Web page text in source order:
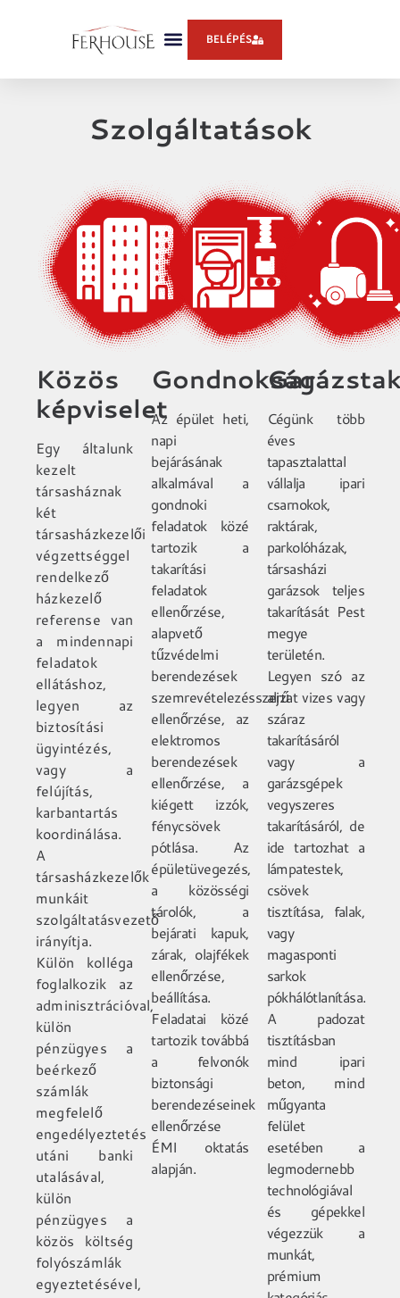
BELÉPÉS
Szolgáltatások
Közös
képviselet
Egy általunk
kezelt
társasháznak
két
társasházkezelői
végzettséggel
rendelkező
házkezelő
referense van
a mindennapi
feladatok
ellátáshoz,
legyen az
biztosítási
ügyintézés,
vagy a
felújítás,
karbantartás
koordinálása.
A
társasházkezelők
munkáit
szolgáltatásvezető
irányítja.
Külön kolléga
foglalkozik az
adminisztrációval,
külön
pénzügyes a
beérkező
számlák
megfelelő
engedélyeztetés
utáni banki
utalásával,
külön
pénzügyes a
közös költség
folyószámlák
egyeztetésével,
Gondnokság
Az épület heti,
napi
bejárásának
alkalmával a
gondnoki
feladatok közé
tartozik a
takarítási
feladatok
ellenőrzése,
alapvető
tűzvédelmi
berendezések
szemrevételezésszerű
ellenőrzése, az
elektromos
berendezések
ellenőrzése, a
kiégett izzók,
fénycsövek
pótlása. Az
épületüvegezés,
a közösségi
tárolók, a
bejárati kapuk,
zárak, olajfékek
ellenőrzése,
beállítása.
Feladatai közé
tartozik továbbá
a felvonók
biztonsági
berendezéseinek
ellenőrzése
ÉMI oktatás
alapján.
Cégünk több
éves
tapasztalattal
vállalja ipari
csarnokok,
raktárak,
parkolóházak,
társasházi
garázsok teljes
takarítását Pest
megye
területén.
Legyen szó az
aljzat vizes vagy
száraz
takarításáról
vagy a
garázsgépek
vegyszeres
takarításáról, de
ide tartozhat a
lámpatestek,
csövek
tisztítása, falak,
vagy
magasponti
sarkok
pókhálótlanítása.
A padozat
tisztításban
mind ipari
beton, mind
műgyanta
felület
esetében a
legmodernebb
technológiával
és gépekkel
végezzük a
munkát,
prémium